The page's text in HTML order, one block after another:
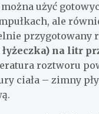
można użyć
ale
przygotowany
łyżeczka) na litr
roztworu
ciała – zimny